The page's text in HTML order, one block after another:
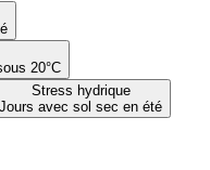
20°C
Stress hydrique
Jours avec sol sec en été